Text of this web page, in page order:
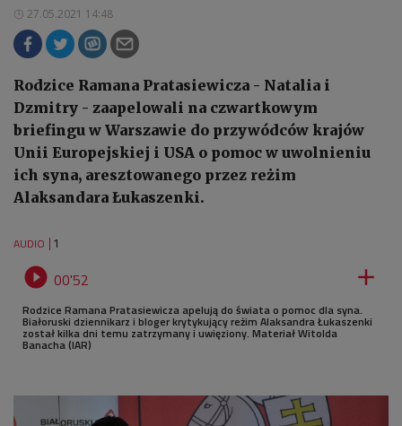
27.05.2021 14:48
Rodzice Ramana Pratasiewicza - Natalia i
Dzmitry - zaapelowali na czwartkowym
briefingu w Warszawie do przywódców krajów
Unii Europejskiej i USA o pomoc w uwolnieniu
ich syna, aresztowanego przez reżim
Alaksandara Łukaszenki.
AUDIO 1
 00'52 
Rodzice Ramana Pratasiewicza apelują do świata o pomoc dla syna.
Białoruski dziennikarz i bloger krytykujący reżim Alaksandra Łukaszenki
został kilka dni temu zatrzymany i uwięziony. Materiał Witolda
Banacha (IAR)